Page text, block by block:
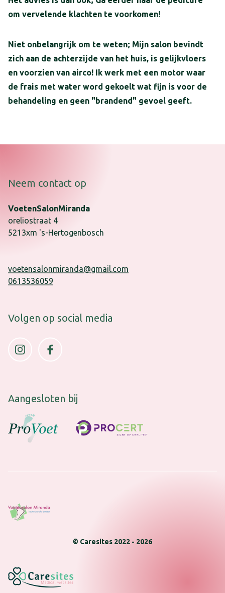
om vervelende klachten te voorkomen!
Niet onbelangrijk om te weten; Mijn salon bevindt
zich aan de achterzijde van het huis, is gelijkvloers
en voorzien van airco! Ik werk met een motor waar
de frais met water word gekoelt wat fijn is voor de
behandeling en geen "brandend" gevoel geeft.
Neem contact op
VoetenSalonMiranda
oreliostraat 4
5213xm 's-Hertogenbosch
voetensalonmiranda@gmail.com
0613536059
Volgen op social media
Instagram (opens in new window)
Facebook (opens in new window)
Aangesloten bij
© Caresites 2022 - 2026